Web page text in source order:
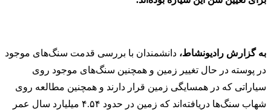
به گزارش رادیونشاط، دانشمندان با بررسی قدمت سنگ‌های موجود
در پوسته در حال تغییر زمین و همچنین سنگ‌های موجود روی
سیاراتی که در همسایگی زمین قرار دارند و همچنین مطالعه روی
شهاب سنگ‌ها دریافته‌اند که زمین در حدود ۴.۵۴ میلیارد سال عمر